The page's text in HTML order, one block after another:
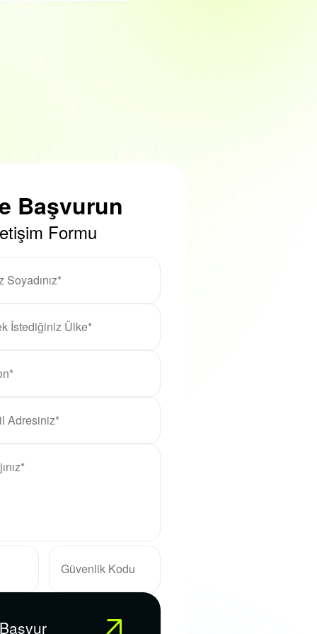
Başvurun
Formu
Başvur